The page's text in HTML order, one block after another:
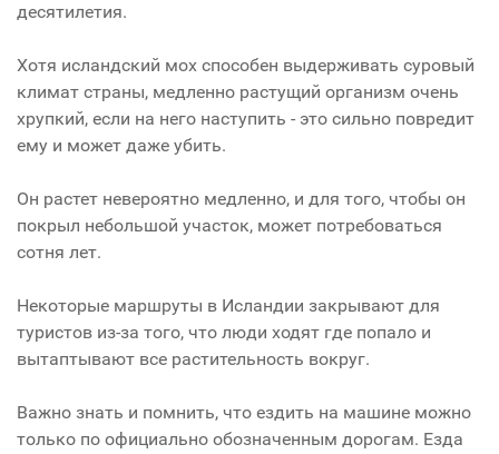
десятилетия.
Хотя исландский мох способен выдерживать суровый
климат страны, медленно растущий организм очень
хрупкий, если на него наступить - это сильно повредит
ему и может даже убить.
Он растет невероятно медленно, и для того, чтобы он
покрыл небольшой участок, может потребоваться
сотня лет.
Некоторые маршруты в Исландии закрывают для
туристов из-за того, что люди ходят где попало и
вытаптывают все растительность вокруг.
Важно знать и помнить, что ездить на машине можно
только по официально обозначенным дорогам. Езда